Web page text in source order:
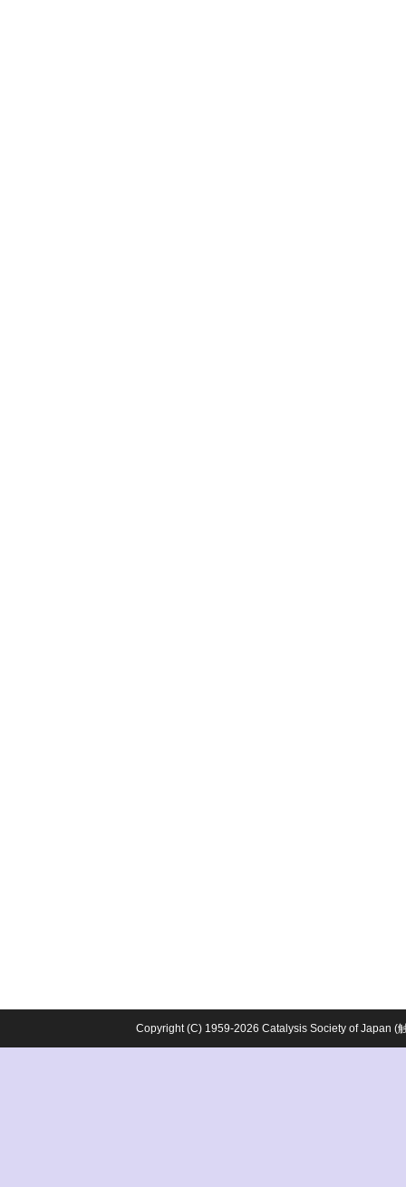
Copyright (C) 1959-2026 Catalysis Society of Japan (